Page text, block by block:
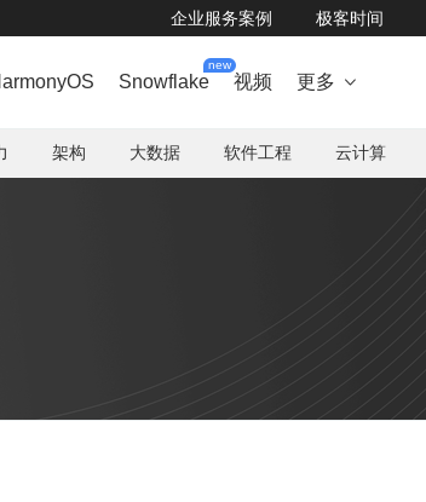
企业服务案例 极客时间
Snowflake
new
视频 更多 
架构 大数据 软件工程 云计算